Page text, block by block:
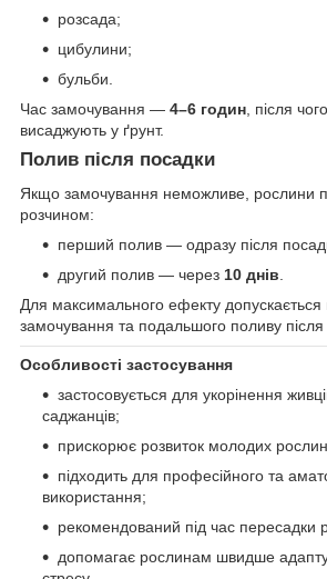
розсада;
цибулини;
бульби.
Час замочування — 4–6 годин, після
висаджують у ґрунт.
Полив після посадки
Якщо замочування неможливе, рослини
розчином:
перший полив — одразу після
другий полив — через 10 днів
Для максимального ефекту
замочування та подальшого поливу після
Особливості застосування
застосовується для укорінення
саджанців;
прискорює розвиток молодих
підходить для професійного та
використання;
рекомендований під час пересадки
допомагає рослинам швидше